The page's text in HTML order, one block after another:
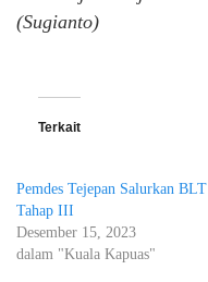
(Sugianto)
Terkait
Pemdes Tejepan Salurkan BLT
Tahap III
Desember 15, 2023
dalam "Kuala Kapuas"